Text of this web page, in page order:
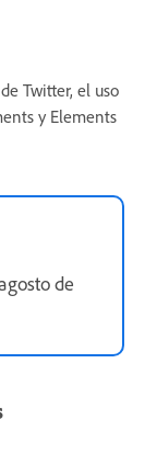
Twitter, el uso
y Elements
de